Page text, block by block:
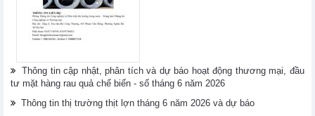
Thông tin cập nhật, phân tích và dự báo hoạt động thương mại, đầu
tư mặt hàng rau quả chế biến - số tháng 6 năm 2026
Thông tin thị trường thịt lợn tháng 6 năm 2026 và dự báo